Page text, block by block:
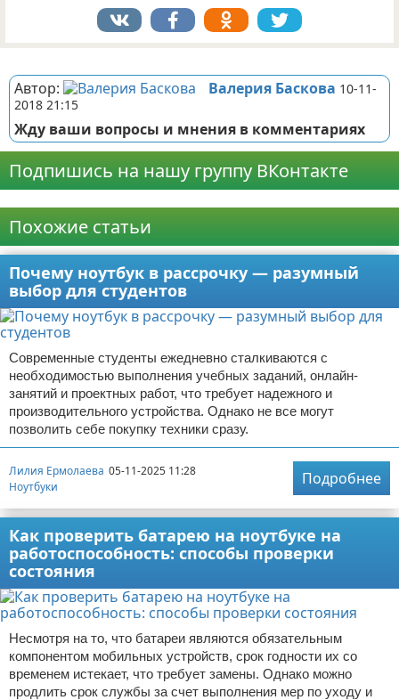
Автор: Валерия Баскова 10-11-
2018 21:15
Жду ваши вопросы и мнения в комментариях
Подпишись на нашу группу ВКонтакте
Похожие статьи
Почему ноутбук в рассрочку — разумный
выбор для студентов
Современные студенты ежедневно сталкиваются с
необходимостью выполнения учебных заданий, онлайн-
занятий и проектных работ, что требует надежного и
производительного устройства. Однако не все могут
позволить себе покупку техники сразу.
Лилия Ермолаева 05-11-2025 11:28
Ноутбуки
Подробнее
Как проверить батарею на ноутбуке на
работоспособность: способы проверки
состояния
Несмотря на то, что батареи являются обязательным
компонентом мобильных устройств, срок годности их со
временем истекает, что требует замены. Однако можно
продлить срок службы за счет выполнения мер по уходу и